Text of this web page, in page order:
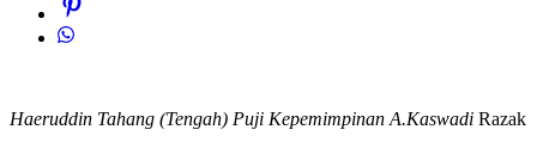
Haeruddin Tahang (Tengah) Puji Kepemimpinan A.Kaswadi Razak